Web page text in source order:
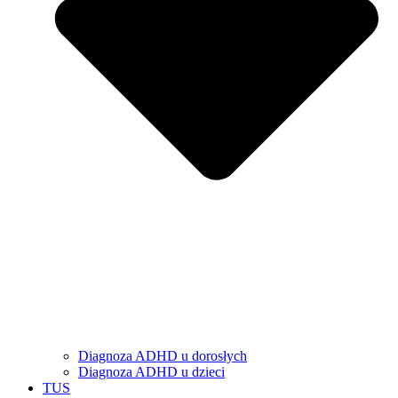
Diagnoza ADHD u dorosłych
Diagnoza ADHD u dzieci
TUS